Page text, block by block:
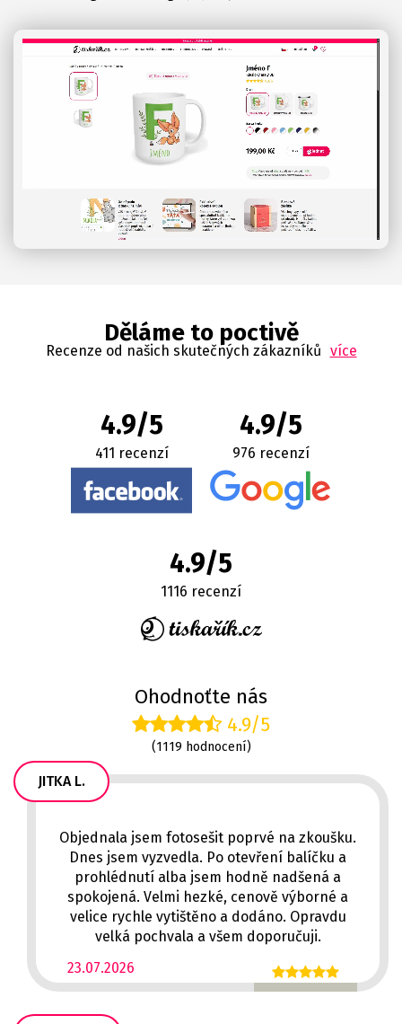
Děláme to poctivě
Recenze od našich skutečných zákazníků více
4.9/5
411 recenzí
4.9/5
976 recenzí
4.9/5
1116 recenzí
Ohodnoťte nás
4.9/5
(1119 hodnocení)
JITKA L.
23.07.2026
Objednala jsem fotosešit poprvé na zkoušku.
Dnes jsem vyzvedla. Po otevření balíčku a
prohlédnutí alba jsem hodně nadšená a
spokojená. Velmi hezké, cenově výborné a
velice rychle vytištěno a dodáno. Opravdu
velká pochvala a všem doporučuji.